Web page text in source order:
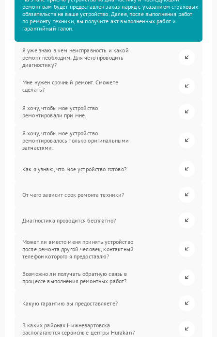
ремонт вам будет предоставлен заказ-наряд с указанием страховых
обязательств на ваше устройство. Далее, после выполнения работ
по ремонту техники, вы получите акт выполненных работ и
гарантийный талон.
Я уже знаю в чем неисправность и какой
ремонт необходим. Для чего проводить
диагностику?
Мне нужен срочный ремонт. Сможете
сделать?
Я хочу, чтобы мое устройство
ремонтировали при мне.
Я хочу, чтобы мое устройство
ремонтировалось только оригинальными
запчастями.
Как я узнаю, что мое устройство готово?
От чего зависит срок ремонта техники?
Диагностика проводится бесплатно?
Может ли вместо меня принять устройство
после ремонта другой человек, контактный
телефон которого я предоставлю?
Возможно ли получать обратную связь в
процессе выполнения ремонтных работ?
Какую гарантию вы предоставляете?
В каких районах Нижневартовска
располагаются сервисные центры Hurakan?